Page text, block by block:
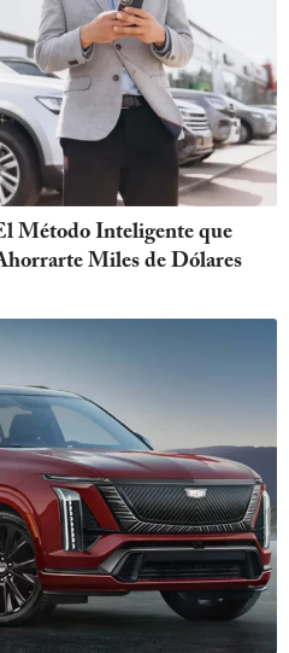
Método Inteligente que
Miles de Dólares